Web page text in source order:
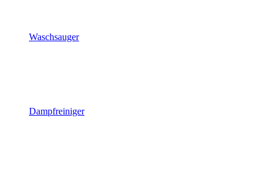
Waschsauger
Dampfreiniger